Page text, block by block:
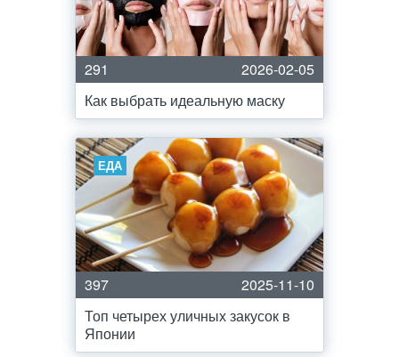
291
2026-02-05
Как выбрать идеальную маску
ЕДА
397
2025-11-10
Топ четырех уличных закусок в
Японии